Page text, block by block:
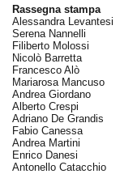
Rassegna stampa
Alessandra Levantesi
Serena Nannelli
Filiberto Molossi
Nicolò Barretta
Francesco Alò
Mariarosa Mancuso
Andrea Giordano
Alberto Crespi
Adriano De Grandis
Fabio Canessa
Andrea Martini
Enrico Danesi
Antonello Catacchio